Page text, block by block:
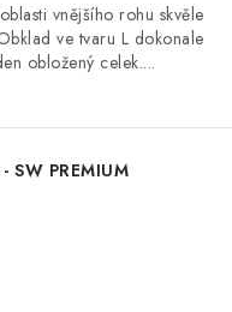
vnějšího rohu skvěle
ve tvaru L dokonale
obložený celek....
SW PREMIUM